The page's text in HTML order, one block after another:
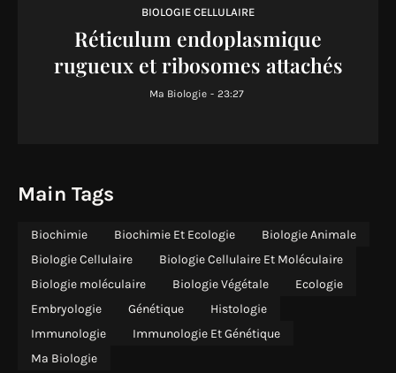
BIOLOGIE CELLULAIRE
Réticulum endoplasmique
rugueux et ribosomes attachés
Ma Biologie - 23:27
Main Tags
Biochimie Biochimie Et Ecologie
Biologie Animale
Biologie Cellulaire
Biologie Cellulaire Et Moléculaire
Biologie moléculaire
Biologie Végétale
Ecologie
Embryologie
Génétique
Histologie
Immunologie
Immunologie Et Génétique
Ma Biologie